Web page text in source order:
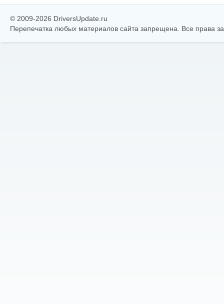
© 2009-2026 DriversUpdate.ru
Перепечатка любых материалов сайта запрещена. Все права